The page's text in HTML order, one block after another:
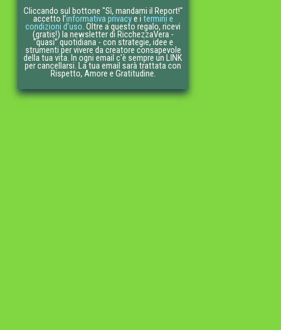
Cliccando sul bottone "Sì, mandami il Report!"
accetto l’informativa privacye i termini e
condizioni d’uso. Oltre a questo regalo, ricevi
(gratis!) la newsletter di RicchezzaVera -
“quasi” quotidiana - con strategie, idee e
strumenti per vivere da creatore consapevole
della tua vita. In ogni email c'è sempre un LINK
per cancellarsi. La tua email sarà trattata con
Rispetto, Amore e Gratitudine.